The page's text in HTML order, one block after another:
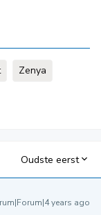
Zenya
Oudste eerst
years ago